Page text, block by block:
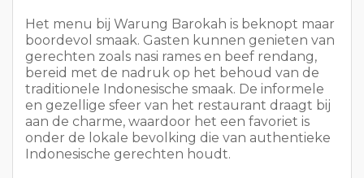
Het menu bij Warung Barokah is beknopt maar
boordevol smaak. Gasten kunnen genieten van
gerechten zoals nasi rames en beef rendang,
bereid met de nadruk op het behoud van de
traditionele Indonesische smaak. De informele
en gezellige sfeer van het restaurant draagt bij
aan de charme, waardoor het een favoriet is
onder de lokale bevolking die van authentieke
Indonesische gerechten houdt.